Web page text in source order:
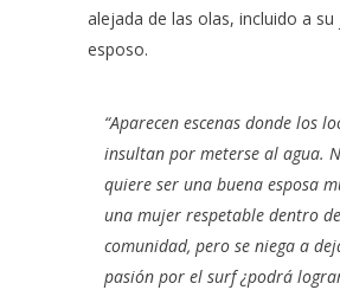
alejada de las olas, incluido a su
esposo.
“Aparecen escenas donde los
insultan por meterse al agua.
quiere ser una buena esposa
una mujer respetable dentro
comunidad, pero se niega a
pasión por el surf ¿podrá